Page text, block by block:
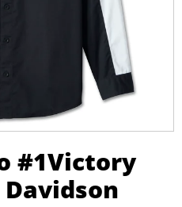
#1Victory